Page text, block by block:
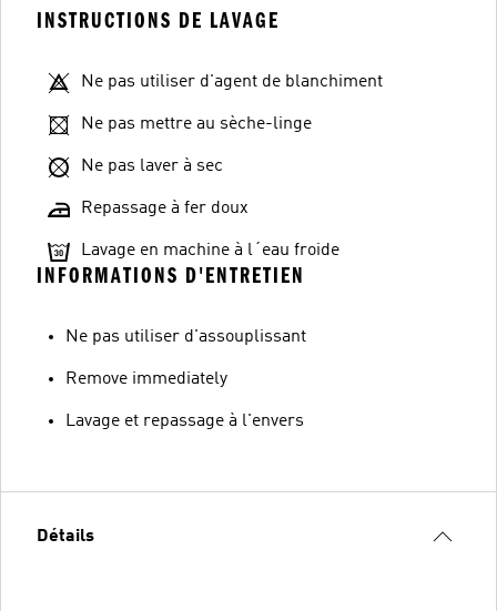
INSTRUCTIONS DE LAVAGE
Ne pas utiliser d'agent de blanchiment
Ne pas mettre au sèche-linge
Ne pas laver à sec
Repassage à fer doux
Lavage en machine à l´eau froide
INFORMATIONS D'ENTRETIEN
Ne pas utiliser d'assouplissant
Remove immediately
Lavage et repassage à l'envers
Détails